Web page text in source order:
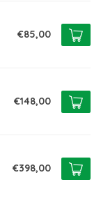
€85,00
€148,00
€398,00